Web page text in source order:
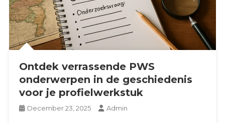
Ontdek verrassende PWS
onderwerpen in de geschiedenis
voor je profielwerkstuk
December 23, 2025 Admin